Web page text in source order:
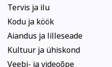
Tervis ja ilu
Kodu ja köök
Aiandus ja lilleseade
Kultuur ja ühiskond
Veebi- ja videoõpe